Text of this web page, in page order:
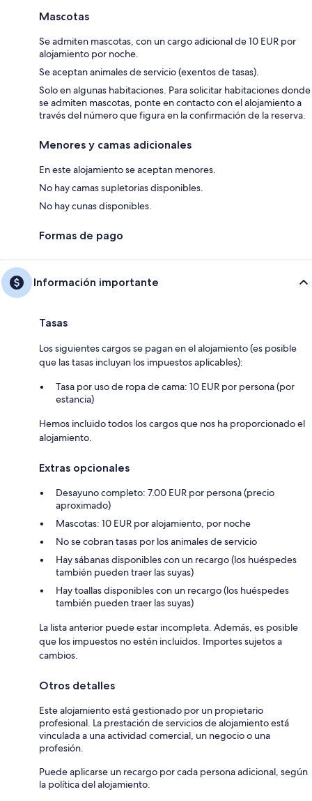
Mascotas
Se admiten mascotas, con un cargo adicional de 10 EUR por
alojamiento por noche.
Se aceptan animales de servicio (exentos de tasas).
Solo en algunas habitaciones. Para solicitar habitaciones donde
se admiten mascotas, ponte en contacto con el alojamiento a
través del número que figura en la confirmación de la reserva.
Menores y camas adicionales
En este alojamiento se aceptan menores.
No hay camas supletorias disponibles.
No hay cunas disponibles.
Formas de pago
Información importante
Tasas
Los siguientes cargos se pagan en el alojamiento (es posible
que las tasas incluyan los impuestos aplicables):
Tasa por uso de ropa de cama: 10 EUR por persona (por
estancia)
Hemos incluido todos los cargos que nos ha proporcionado el
alojamiento.
Extras opcionales
Desayuno completo: 7.00 EUR por persona (precio
aproximado)
Mascotas: 10 EUR por alojamiento, por noche
No se cobran tasas por los animales de servicio
Hay sábanas disponibles con un recargo (los huéspedes
también pueden traer las suyas)
Hay toallas disponibles con un recargo (los huéspedes
también pueden traer las suyas)
La lista anterior puede estar incompleta. Además, es posible
que los impuestos no estén incluidos. Importes sujetos a
cambios.
Otros detalles
Este alojamiento está gestionado por un propietario
profesional. La prestación de servicios de alojamiento está
vinculada a una actividad comercial, un negocio o una
profesión.
Puede aplicarse un recargo por cada persona adicional, según
la política del alojamiento.